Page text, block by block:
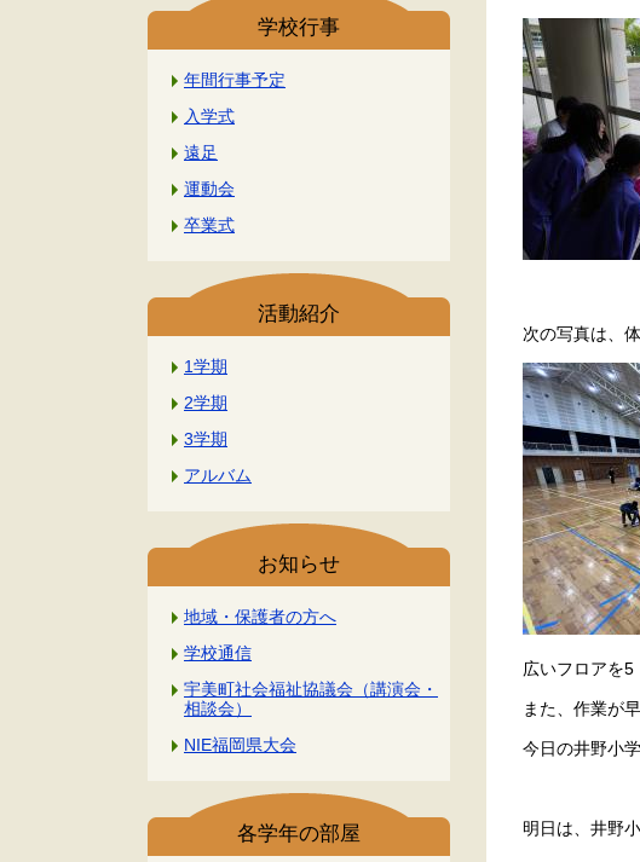
学校行事
年間行事予定
入学式
遠足
運動会
卒業式
活動紹介
1学期
2学期
3学期
アルバム
お知らせ
地域・保護者の方へ
学校通信
宇美町社会福祉協議会（講演会・
相談会）
NIE福岡県大会
各学年の部屋
次の写真は、
広いフロアを5
また、作業が
今日の井野小
明日は、井野